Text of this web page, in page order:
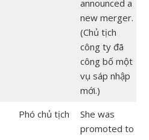
announced a
new merger.
(Chủ tịch
công ty đã
công bố một
vụ sáp nhập
mới.)
Phó chủ tịch
She was
promoted to